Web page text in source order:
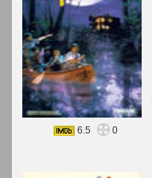
6.5 0